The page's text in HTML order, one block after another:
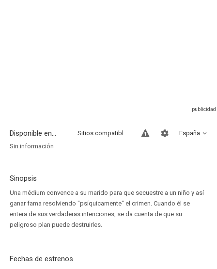
Disponible en... España
Sitios compatibles
Sin información
Sinopsis
Una médium convence a su marido para que secuestre a un niño y así
ganar fama resolviendo "psíquicamente" el crimen. Cuando él se
entera de sus verdaderas intenciones, se da cuenta de que su
peligroso plan puede destruirles.
Fechas de estrenos